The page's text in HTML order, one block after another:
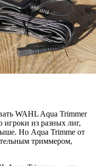
WAHL Aqua Trimmer
игроки из разных лиг,
Но Aqua Trimme от
триммером,